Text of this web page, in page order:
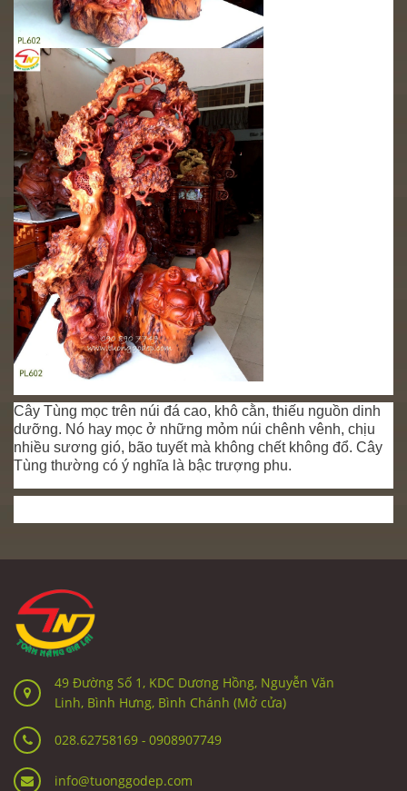
Cây Tùng mọc trên núi đá cao, khô cằn, thiếu nguồn dinh
dưỡng. Nó hay mọc ở những mỏm núi chênh vênh, chịu
nhiều sương gió, bão tuyết mà không chết không đổ. Cây
Tùng thường có ý nghĩa là bậc trượng phu.
49 Đường Số 1, KDC Dương Hồng, Nguyễn Văn
Linh, Bình Hưng, Bình Chánh (Mở cửa)
028.62758169 - 0908907749
info@tuonggodep.com